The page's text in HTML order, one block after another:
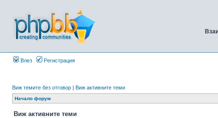
Влез Регистрация
Виж темите без отговор | Виж активните теми
Начало форум
Виж активните теми